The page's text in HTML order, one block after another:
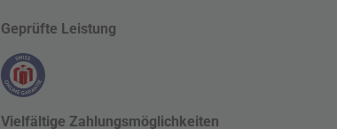
Geprüfte Leistung
Vielfältige Zahlungsmöglichkeiten